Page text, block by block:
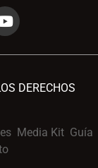
DERECHOS
Media Kit Guía